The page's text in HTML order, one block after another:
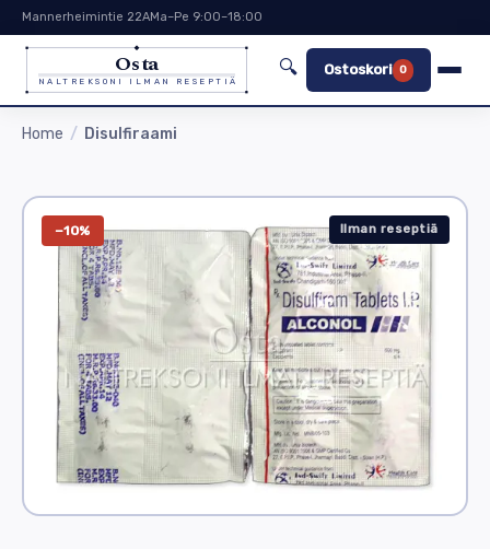
Mannerheimintie 22AMa–Pe 9:00–18:00
Osta
NALTREKSONI ILMAN RESEPTIÄ
🔍 Ostoskori 0
Home Disulfiraami
−10% Ilman reseptiä